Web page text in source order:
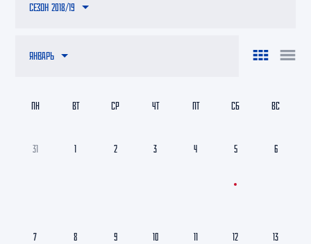
ЯНВАРЬ
СЕЗОН 2018/19
31 1 2 3 4 5 6
7 8 9 10 11 12 13
ПН ВТ СР ЧТ ПТ СБ ВС